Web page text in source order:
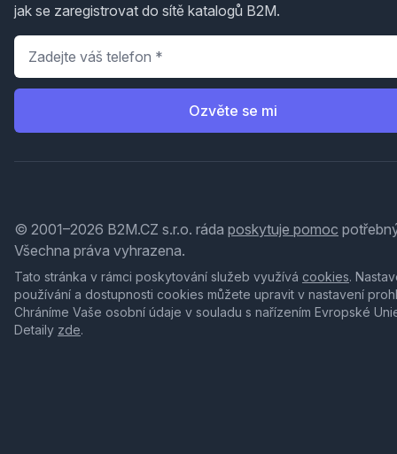
jak se zaregistrovat do sítě katalogů B2M.
Telefon
Ozvěte se mi
© 2001–2026 B2M.CZ s.r.o. ráda poskytuje pomoc
Všechna práva vyhrazena.
Tato stránka v rámci poskytování služeb využívá cookies.
používání a dostupnosti cookies můžete upravit v nastavení
Chráníme Vaše osobní údaje v souladu s nařízením Evropské
Detaily zde.